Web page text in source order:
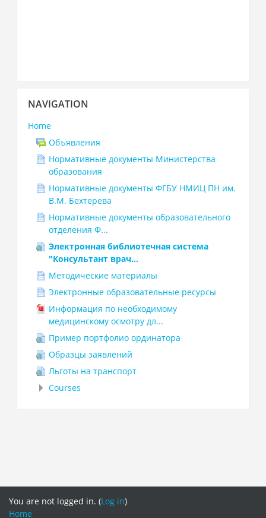
Navigation
NAVIGATION
Home
Объявления
Нормативные документы Министерства
образования
Нормативные документы ФГБУ НМИЦ ПН им.
В.М. Бехтерева
Нормативные документы образовательного
отделения Ф...
Электронная библиотечная система
"Консультант врач...
Методические материалы
Электронные образовательные ресурсы
Информация по необходимому
медицинскому осмотру дл...
Пример портфолио ординатора
Образцы заявлений
Льготы на транспорт
Courses
You are not logged in. (Log in)
Home